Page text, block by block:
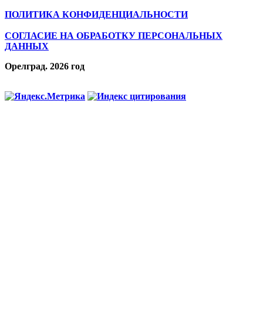
ПОЛИТИКА КОНФИДЕНЦИАЛЬНОСТИ
СОГЛАСИЕ НА ОБРАБОТКУ ПЕРСОНАЛЬНЫХ
ДАННЫХ
Орелград. 2026 год